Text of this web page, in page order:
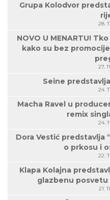
Grupa Kolodvor
28.
NOVO U MENARTU!
kako su bez
27.
Seine
24.
Macha Ravel u
remix
24.
Dora Vestić predstavlja
o prkosu i
22.
Klapa Kolajna
glazbenu
21.